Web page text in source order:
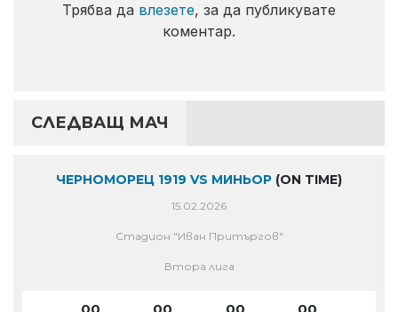
Трябва да влезете, за да публикувате
коментар.
СЛЕДВАЩ МАЧ
ЧЕРНОМОРЕЦ 1919 VS МИНЬОР (ON TIME)
15.02.2026
Стадион "Иван Притъргов"
Втора лига